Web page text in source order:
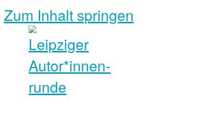
Zum Inhalt springen